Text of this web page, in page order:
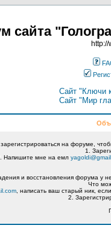
сайта
Сайт "Ключи
Сайт "Мир
на форуме,
1.
Напишите мне на емл
и восстановления форума у
Что
, написать ваш старый ник,
2.